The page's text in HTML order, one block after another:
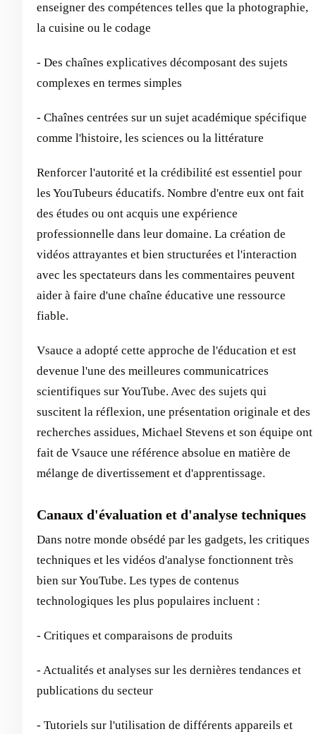
enseigner des compétences telles que la photographie,
la cuisine ou le codage
- Des chaînes explicatives décomposant des sujets
complexes en termes simples
- Chaînes centrées sur un sujet académique spécifique
comme l'histoire, les sciences ou la littérature
Renforcer l'autorité et la crédibilité est essentiel pour
les YouTubeurs éducatifs. Nombre d'entre eux ont fait
des études ou ont acquis une expérience
professionnelle dans leur domaine. La création de
vidéos attrayantes et bien structurées et l'interaction
avec les spectateurs dans les commentaires peuvent
aider à faire d'une chaîne éducative une ressource
fiable.
Vsauce a adopté cette approche de l'éducation et est
devenue l'une des meilleures communicatrices
scientifiques sur YouTube. Avec des sujets qui
suscitent la réflexion, une présentation originale et des
recherches assidues, Michael Stevens et son équipe ont
fait de Vsauce une référence absolue en matière de
mélange de divertissement et d'apprentissage.
Canaux d'évaluation et d'analyse techniques
Dans notre monde obsédé par les gadgets, les critiques
techniques et les vidéos d'analyse fonctionnent très
bien sur YouTube. Les types de contenus
technologiques les plus populaires incluent :
- Critiques et comparaisons de produits
- Actualités et analyses sur les dernières tendances et
publications du secteur
- Tutoriels sur l'utilisation de différents appareils et